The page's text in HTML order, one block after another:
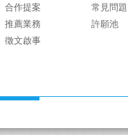
合作提案
推薦業務
徵文啟事
常見問題
許願池